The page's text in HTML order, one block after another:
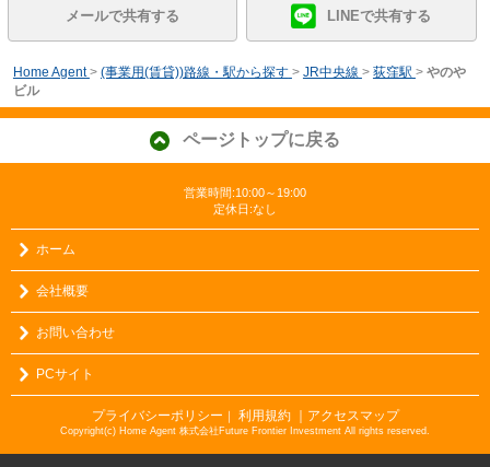
メールで共有する LINEで共有する
Home Agent > (事業用(賃貸))路線・駅から探す > JR中央線 > 荻窪駅 > やのや
ビル
ページトップに戻る
営業時間:10:00～19:00
定休日:なし
ホーム
会社概要
お問い合わせ
PCサイト
プライバシーポリシー ｜ 利用規約 ｜アクセスマップ
Copyright(c) Home Agent 株式会社Future Frontier Investment All rights reserved.